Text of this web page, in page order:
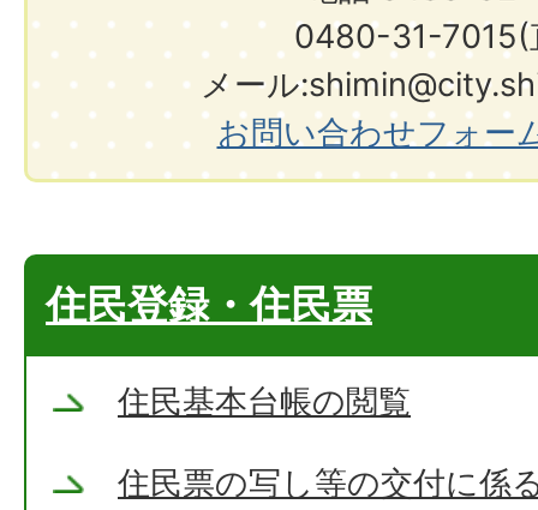
0480-31-7015(
メール
お問い合わせフォー
住民登録・住民票
住民基本台帳の閲覧
住民票の写し等の交付に係